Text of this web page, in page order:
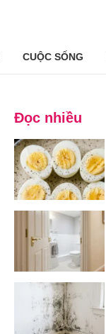
CUỘC SỐNG
Đọc nhiều